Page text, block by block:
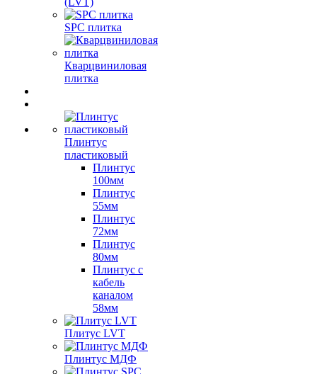
SPC плитка
Кварцвиниловая
плитка
Плинтус
пластиковый
Плинтус
100мм
Плинтус
55мм
Плинтус
72мм
Плинтус
80мм
Плинтус с
кабель
каналом
58мм
Плитус LVT
Плинтус МДФ